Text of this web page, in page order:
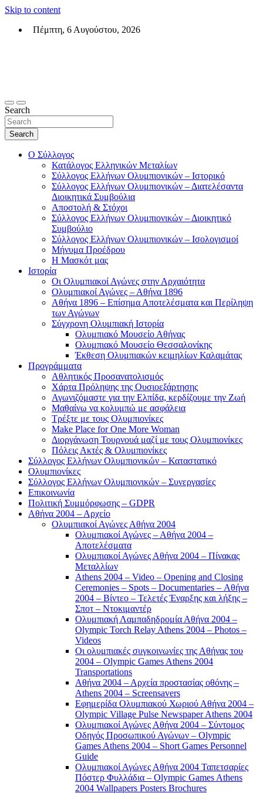
Skip to content
Πέμπτη, 6 Αυγούστου, 2026
Search
Search
Ο Σύλλογος
Κατάλογος Ελληνικών Μεταλίων
Σύλλογος Ελλήνων Ολυμπιονικών – Ιστορικό
Σύλλογος Ελλήνων Ολυμπιονικών – Διατελέσαντα
Διοικητικά Συμβούλια
Αποστολή & Στόχοι
Σύλλογος Ελλήνων Ολυμπιονικών – Διοικητικό
Συμβούλιο
Σύλλογος Ελλήνων Ολυμπιονικών – Ισολογισμοί
Μήνυμα Προέδρου
Η Μασκότ μας
Ιστορία
Οι Ολυμπιακοί Αγώνες στην Αρχαιότητα
Ολυμπιακοί Αγώνες – Αθήνα 1896
Αθήνα 1896 – Επίσημα Αποτελέσματα και Περίληψη
των Αγώνων
Σύγχρονη Ολυμπιακή Ιστορία
Ολυμπιακό Μουσείο Αθήνας
Ολυμπιακό Μουσείο Θεσσαλονίκης
Έκθεση Ολυμπιακών κειμηλίων Καλαμάτας
Προγράμματα
Αθλητικός Προσανατολισμός
Χάρτα Πρόληψης της Ουσιοεξάρτησης
Αγωνιζόμαστε για την Ελπίδα, κερδίζουμε την Ζωή
Μαθαίνω να κολυμπώ με ασφάλεια
Τρέξτε με τους Ολυμπιονίκες
Make Place for One More Woman
Διοργάνωση Τουρνουά μαζί με τους Ολυμπιονίκες
Πόλεις Ακτές & Ολυμπιονίκες
Σύλλογος Ελλήνων Ολυμπιονικών – Καταστατικό
Ολυμπιονίκες
Σύλλογος Ελλήνων Ολυμπιονικών – Συνεργασίες
Επικοινωνία
Πολιτική Συμμόρφωσης – GDPR
Αθήνα 2004 – Αρχείο
Ολυμπιακοί Αγώνες Αθήνα 2004
Ολυμπιακοί Αγώνες – Αθήνα 2004 –
Αποτελέσματα
Ολυμπιακοί Αγώνες Αθήνα 2004 – Πίνακας
Μεταλλίων
Athens 2004 – Video – Opening and Closing
Ceremonies – Spots – Documentaries – Αθήνα
2004 – Βίντεο – Τελετές Έναρξης και λήξης –
Σποτ – Ντοκιμαντέρ
Ολυμπιακή Λαμπαδηδρομία Αθήνα 2004 –
Olympic Torch Relay Athens 2004 – Photos –
Videos
Οι ολυμπιακές συγκοινωνίες της Αθήνας του
2004 – Olympic Games Athens 2004
Transportations
Αθήνα 2004 – Αρχεία προστασίας οθόνης –
Athens 2004 – Screensavers
Εφημερίδα Ολυμπιακού Χωριού Αθήνα 2004 –
Olympic Village Pulse Newspaper Athens 2004
Ολυμπιακοί Αγώνες Αθήνα 2004 – Σύντομος
Οδηγός Προσωπικού Αγώνων – Olympic
Games Athens 2004 – Short Games Personnel
Guide
Ολυμπιακοί Αγώνες Αθήνα 2004 Ταπετσαρίες
Πόστερ Φυλλάδια – Olympic Games Athens
2004 Wallpapers Posters Brochures